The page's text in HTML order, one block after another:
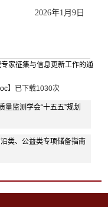
2026年1月 9日
家征集与信息更新工作的通
】已下载1030次
监测学会“十五五”规划
类、公益类专项储备指南